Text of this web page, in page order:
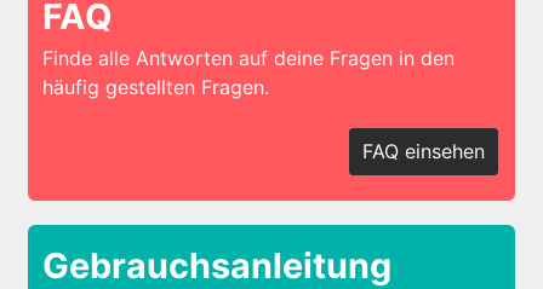
FAQ
Finde alle Antworten auf deine Fragen in den
häufig gestellten Fragen.
FAQ einsehen
Gebrauchsanleitung